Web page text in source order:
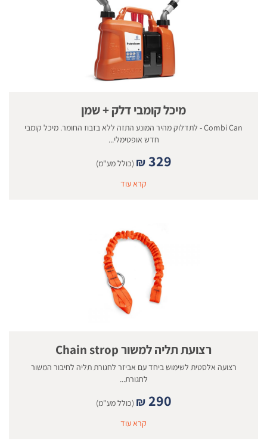
מיכל קומבי דלק + שמן
Combi Can - לתדלוק מהיר המונע התזה ללא בזבוז החומר. מיכל קומבי
חדש אופטימלי...
₪ 329
(כולל מע"מ)
קרא עוד
רצועת תליה למשור Chain strop
רצועה אלסטית לשימוש ביחד עם אביזר לחגורת תליה לחיבור המשור
לחגורת...
₪ 290
(כולל מע"מ)
קרא עוד